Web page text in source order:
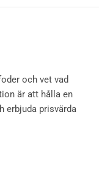
och vet vad
är att hålla en
erbjuda prisvärda